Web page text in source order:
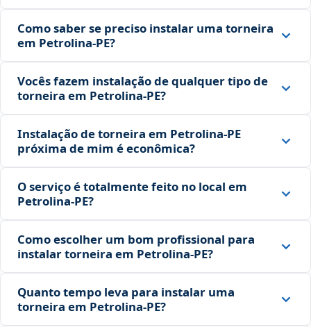
Como saber se preciso instalar uma torneira
em Petrolina‑PE?
Vocês fazem instalação de qualquer tipo de
torneira em Petrolina‑PE?
Instalação de torneira em Petrolina‑PE
próxima de mim é econômica?
O serviço é totalmente feito no local em
Petrolina‑PE?
Como escolher um bom profissional para
instalar torneira em Petrolina‑PE?
Quanto tempo leva para instalar uma
torneira em Petrolina‑PE?